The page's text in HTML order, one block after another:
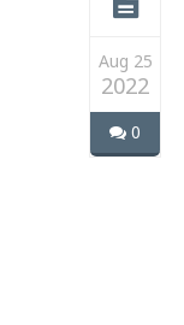
Aug 25
2022
0